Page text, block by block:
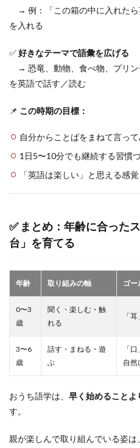
→ 例：「この箱の中に入れたら
を入れる
✅好きなテーマで語彙を広げる
→ 恐竜、動物、食べ物、プリン
を英語で話す／読む
📌 この時期の目標：
自分からことばをまねて言っ
1日5〜10分でも継続する習慣
「英語は楽しい」と思える感
✅ まとめ：年齢に合った
台」を育てる
年齢 取り組みの軸 ゴー
0〜3
歳
聞く・楽しむ・触
れる
「
3〜6
歳
話す・まねる・遊
ぶ
「
自然
おうち語学は、 早く始めることよ
す。
親が楽しんで取り組んでいる姿